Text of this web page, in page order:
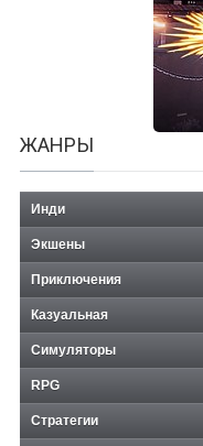
ЖАНРЫ
Инди
Экшены
Приключения
Казуальная
Симуляторы
RPG
Стратегии